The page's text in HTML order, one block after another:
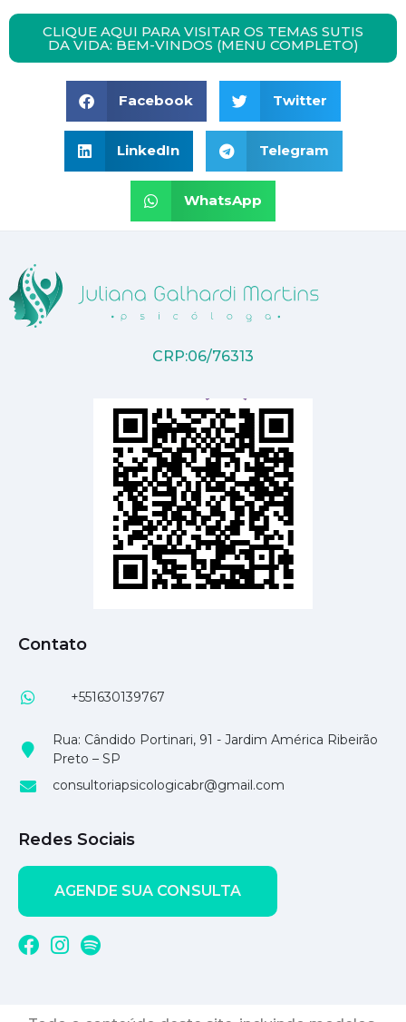
CLIQUE AQUI PARA VISITAR OS TEMAS SUTIS
DA VIDA: BEM-VINDOS (MENU COMPLETO)
Facebook Twitter
LinkedIn Telegram
WhatsApp
CRP:06/76313
Contato
+551630139767
Rua: Cândido Portinari, 91 - Jardim América Ribeirão
Preto – SP
consultoriapsicologicabr@gmail.com
Redes Sociais
AGENDE SUA CONSULTA